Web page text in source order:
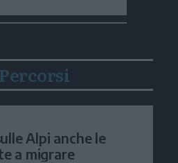
Alpi anche le
a migrare